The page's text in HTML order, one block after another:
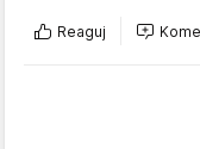
Reaguj